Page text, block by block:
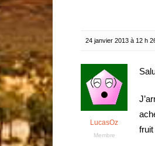
24 janvier 2013 à 12 h
LucasOz
Membre